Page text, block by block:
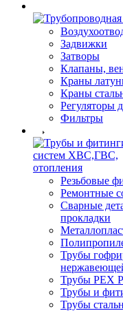
Задвижки
Затворы
Клапаны,
Краны
Краны
Регуляторы
Фильтры
Резьбовые
Ремонтные
Сварные
прокладки
Трубы
Трубы PEX
Трубы и
Трубы